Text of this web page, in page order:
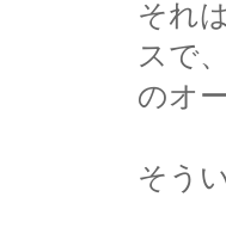
それ
スで
のオ
そう